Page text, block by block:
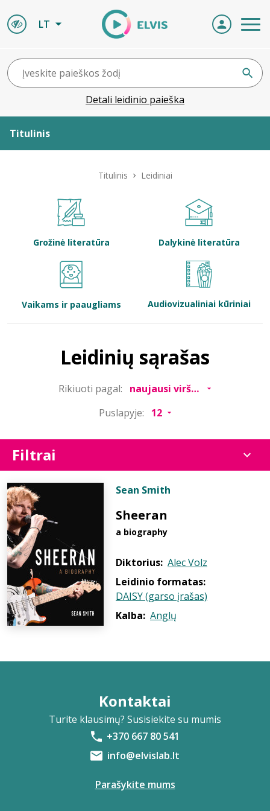
LT
Detali leidinio paieška
Titulinis
Bibliotekoms
Titulinis Leidiniai
Grožinė literatūra Dalykinė literatūra
Vaikams ir paaugliams Audiovizualiniai kūriniai
Leidinių sąrašas
Rikiuoti pagal:
Puslapyje:
Filtrai
Sean Smith
Sheeran
a biography
Diktorius: Alec Volz
Leidinio formatas:
DAISY (garso įrašas)
Kalba: Anglų
Kontaktai
Turite klausimų? Susisiekite su mumis
+370 667 80 541
info@elvislab.lt
Parašykite mums